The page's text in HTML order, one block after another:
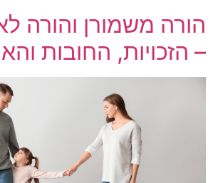
הורה משמורן והורה
– הזכויות, החובות